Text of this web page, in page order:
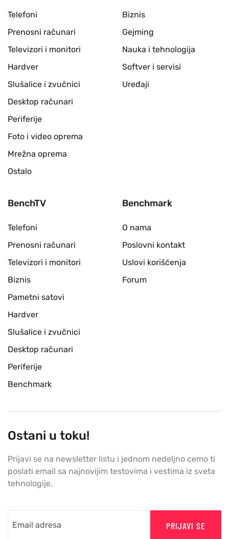
Telefoni
Prenosni računari
Televizori i monitori
Hardver
Slušalice i zvučnici
Desktop računari
Periferije
Foto i video oprema
Mrežna oprema
Ostalo
Biznis
Gejming
Nauka i tehnologija
Softver i servisi
Uređaji
BenchTV
Telefoni
Prenosni računari
Televizori i monitori
Biznis
Pametni satovi
Hardver
Slušalice i zvučnici
Desktop računari
Periferije
Benchmark
Benchmark
O nama
Poslovni kontakt
Uslovi korišćenja
Forum
Ostani u toku!
Prijavi se na newsletter listu i jednom nedeljno cemo ti
poslati email sa najnovijim testovima i vestima iz sveta
tehnologije.
PRIJAVI SE